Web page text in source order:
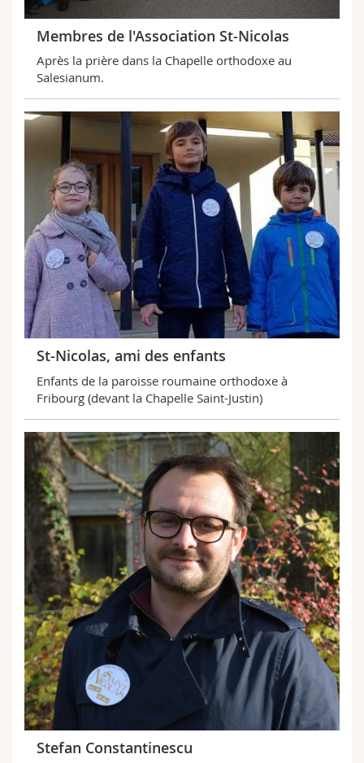
Membres de l'Association St-Nicolas
Après la prière dans la Chapelle orthodoxe au
Salesianum.
St-Nicolas, ami des enfants
Enfants de la paroisse roumaine orthodoxe à
Fribourg (devant la Chapelle Saint-Justin)
Stefan Constantinescu